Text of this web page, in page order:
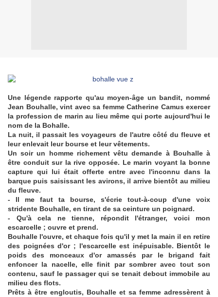
Une légende rapporte qu'au moyen-âge un bandit, nommé
Jean Bouhalle, vint avec sa femme Catherine Camus exercer
la profession de marin au lieu même qui porte aujourd'hui le
nom de la Bohalle.
La nuit, il passait les voyageurs de l'autre côté du fleuve et
leur enlevait leur bourse et leur vêtements.
Un soir un homme richement vêtu demande à Bouhalle à
être conduit sur la rive opposée. Le marin voyant la bonne
capture qui lui était offerte entre avec l'inconnu dans la
barque puis saisissant les avirons, il arrive bientôt au milieu
du fleuve.
- Il me faut ta bourse, s'écrie tout-à-coup d'une voix
stridente Bouhalle, en tirant de sa ceinture un poignard.
- Qu'à cela ne tienne, répondit l'étranger, voici mon
escarcelle ; ouvre et prend.
Bouhalle l'ouvre, et chaque fois qu'il y met la main il en retire
des poignées d'or ; l'escarcelle est inépuisable. Bientôt le
poids des monceaux d'or amassés par le brigand fait
enfoncer la nacelle, elle finit par sombrer avec tout son
contenu, sauf le passager qui se tenait debout immobile au
milieu des flots.
Prêts à être engloutis, Bouhalle et sa femme adressèrent à